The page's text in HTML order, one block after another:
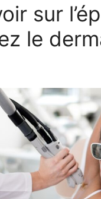
sur
le